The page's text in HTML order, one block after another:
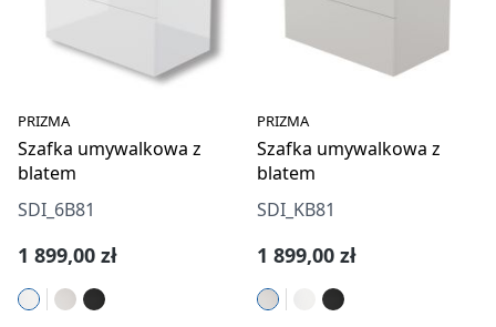
PRIZMA
Szafka umywalkowa z
blatem
SDI_6B81
Cena regularna:
1 899,00 zł
PRIZMA
Szafka umywalkowa z
blatem
SDI_KB81
Cena regularna:
1 899,00 zł